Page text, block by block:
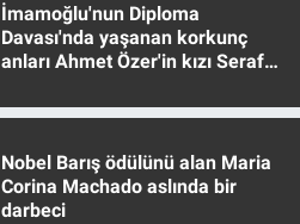
İmamoğlu'nun Diploma
Davası'nda yaşanan korkunç
anları Ahmet Özer'in kızı Seraf
Nobel Barış ödülünü alan Maria
Corina Machado aslında bir
darbeci